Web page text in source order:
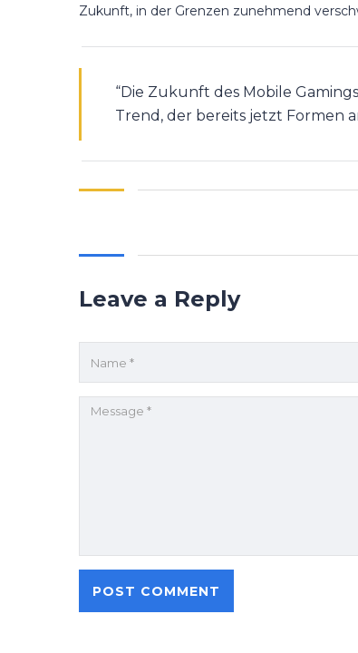
Zukunft, in der Grenzen zunehmend
“Die Zukunft des Mobile
Trend, der bereits jetzt Formen
Leave a Reply